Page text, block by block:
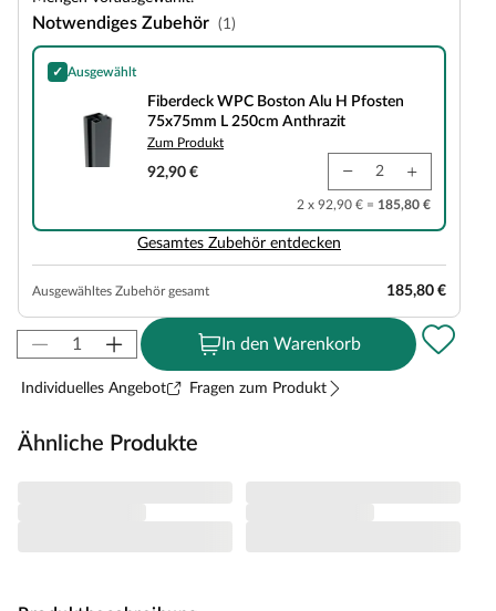
Notwendiges Zubehör (1)
✓ Ausgewählt
Fiberdeck WPC Boston Alu H Pfosten 75x75mm L 250cm Anthrazit
Fiberdeck WPC Boston Alu H Pfosten
75x75mm L 250cm Anthrazit
Zum Produkt
92,90 €
2 x 92,90 € = 185,80 €
Gesamtes Zubehör entdecken
Ausgewähltes Zubehör gesamt 185,80 €
In den Warenkorb
Individuelles Angebot Fragen zum Produkt
Ähnliche Produkte